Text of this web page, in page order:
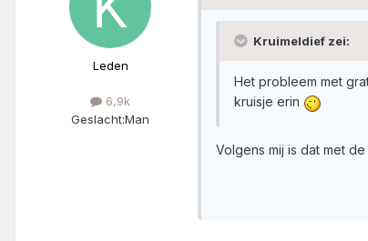
Leden
6,9k
Geslacht:Man
Kruimeldief zei:
Het probleem met
kruisje erin
Volgens mij is dat met